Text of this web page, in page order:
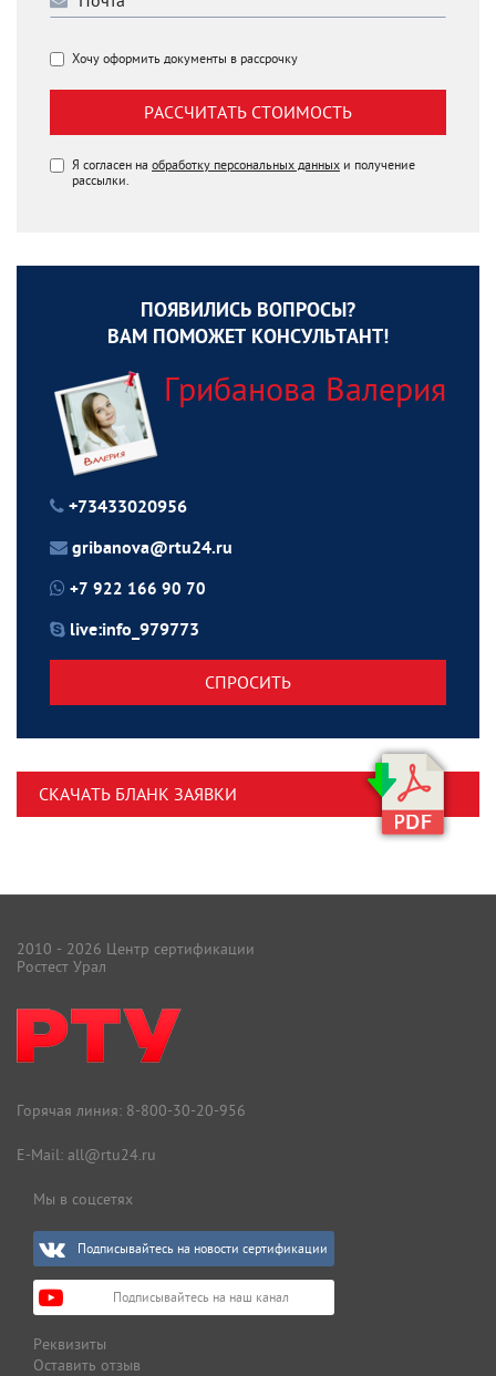
Хочу оформить документы в рассрочку
РАССЧИТАТЬ СТОИМОСТЬ
Я согласен на обработку персональных данных и получение
рассылки.
ПОЯВИЛИСЬ ВОПРОСЫ?
ВАМ ПОМОЖЕТ КОНСУЛЬТАНТ!
Грибанова Валерия
+73433020956
gribanova@rtu24.ru
+7 922 166 90 70
live:info_979773
СПРОСИТЬ
СКАЧАТЬ БЛАНК ЗАЯВКИ
2010 - 2026 Центр сертификации
Ростест Урал
Горячая линия: 8-800-30-20-956
E-Mail: all@rtu24.ru
Мы в соцсетях
Подписывайтесь на новости сертификации
Подписывайтесь на наш канал
Реквизиты
Оставить отзыв